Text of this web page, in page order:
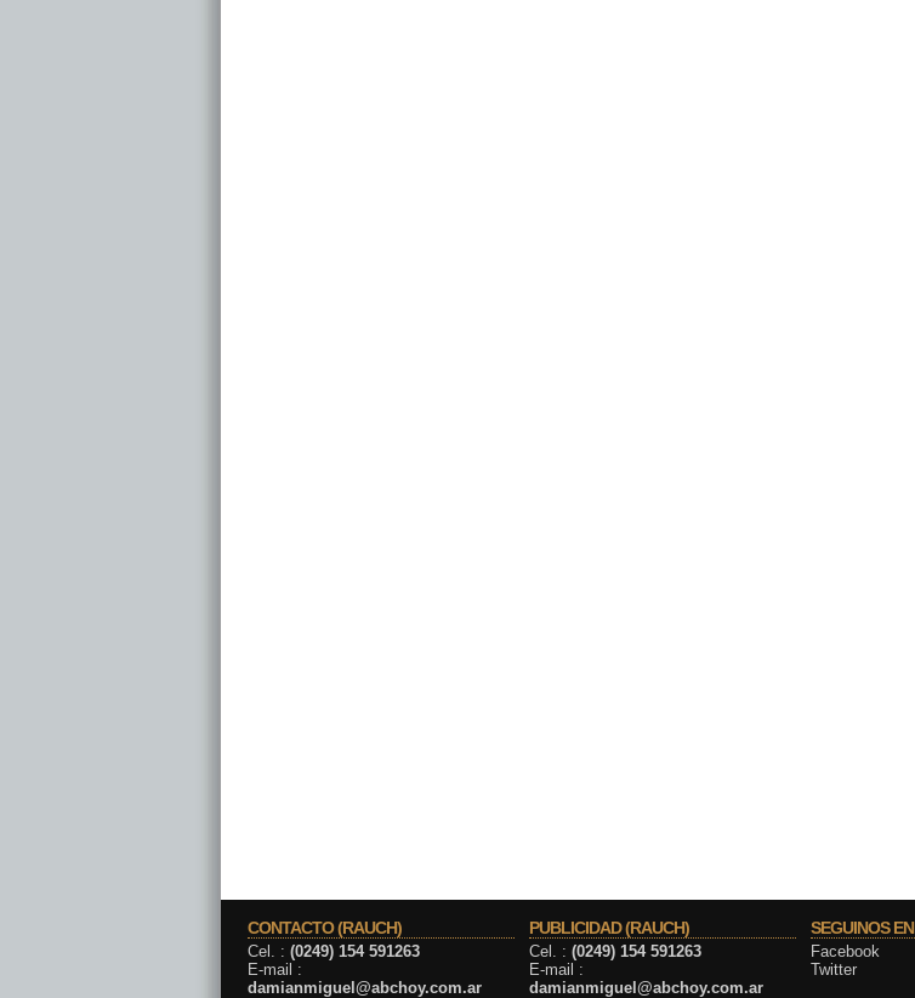
CONTACTO (RAUCH)
Cel. : (0249) 154 591263
E-mail :
damianmiguel@abchoy.com.ar
PUBLICIDAD (RAUCH)
Cel. : (0249) 154 591263
E-mail :
damianmiguel@abchoy.com.ar
SEGUINOS EN
Facebook
Twitter